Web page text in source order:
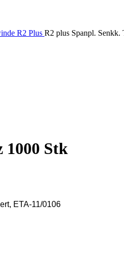
R2 Plus R2 plus Spanpl.
1000 Stk
ETA-11/0106